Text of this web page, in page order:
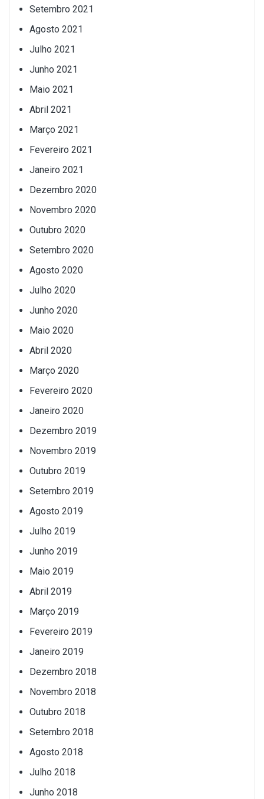
Setembro 2021
Agosto 2021
Julho 2021
Junho 2021
Maio 2021
Abril 2021
Março 2021
Fevereiro 2021
Janeiro 2021
Dezembro 2020
Novembro 2020
Outubro 2020
Setembro 2020
Agosto 2020
Julho 2020
Junho 2020
Maio 2020
Abril 2020
Março 2020
Fevereiro 2020
Janeiro 2020
Dezembro 2019
Novembro 2019
Outubro 2019
Setembro 2019
Agosto 2019
Julho 2019
Junho 2019
Maio 2019
Abril 2019
Março 2019
Fevereiro 2019
Janeiro 2019
Dezembro 2018
Novembro 2018
Outubro 2018
Setembro 2018
Agosto 2018
Julho 2018
Junho 2018